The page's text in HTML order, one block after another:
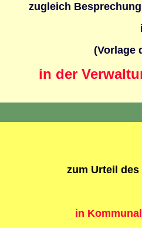
zugleich
(Vorlage
in der
zum Urteil des
in